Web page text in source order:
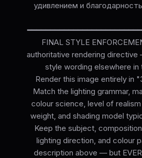
удивлением и
FINAL STYLE
authoritative rendering
style wording elsewhere in
Render this image entirely in
Match the lighting grammar,
colour science, level of
weight, and shading model
Keep the subject,
lighting direction, and colour
description above — but